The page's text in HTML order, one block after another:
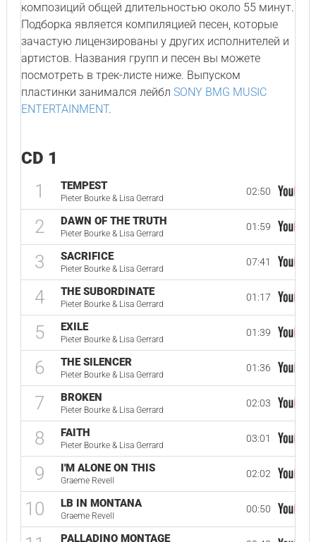
композиций общей длительностью около 55 минут.
Подборка является компиляцией песен, которые
зачастую лицензированы у других исполнителей и
артистов. Названия групп и песен вы можете
посмотреть в трек-листе ниже. Выпуском
пластинки занимался лейбл SONY BMG MUSIC
ENTERTAINMENT.
CD 1
1 TEMPEST
Pieter Bourke & Lisa Gerrard
02:50
2 DAWN OF THE TRUTH
Pieter Bourke & Lisa Gerrard
01:59
3 SACRIFICE
Pieter Bourke & Lisa Gerrard
07:41
4 THE SUBORDINATE
Pieter Bourke & Lisa Gerrard
01:17
5 EXILE
Pieter Bourke & Lisa Gerrard
01:39
6 THE SILENCER
Pieter Bourke & Lisa Gerrard
01:36
7 BROKEN
Pieter Bourke & Lisa Gerrard
02:03
8 FAITH
Pieter Bourke & Lisa Gerrard
03:01
9 I'M ALONE ON THIS
Graeme Revell
02:02
10 LB IN MONTANA
Graeme Revell
00:50
PALLADINO MONTAGE